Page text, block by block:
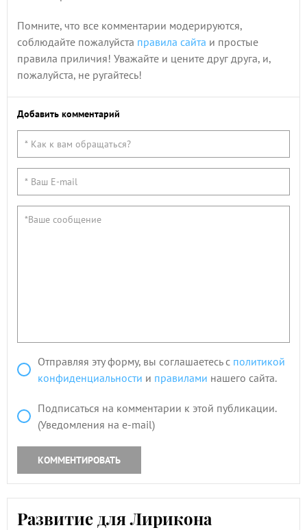
Помните, что все комментарии модерируются,
соблюдайте пожалуйста правила сайта и простые
правила приличия! Уважайте и цените друг друга, и,
пожалуйста, не ругайтесь!
Добавить комментарий
Отправляя эту форму, вы соглашаетесь с политикой
конфиденциальности и правилами нашего сайта.
Подписаться на комментарии к этой публикации.
(Уведомления на e-mail)
КОММЕНТИРОВАТЬ
Развитие для Лирикона